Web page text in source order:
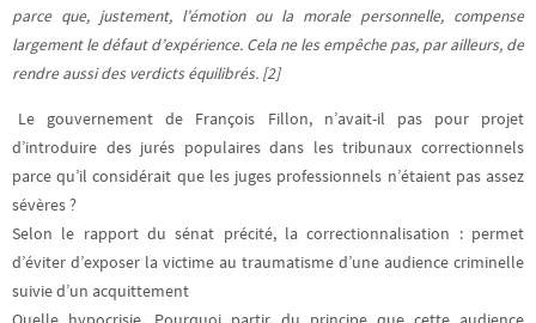
parce que, justement, l’émotion ou la morale personnelle, compense
largement le défaut d’expérience. Cela ne les empêche pas, par ailleurs, de
rendre aussi des verdicts équilibrés. [2]
Le gouvernement de François Fillon, n’avait-il pas pour projet
d’introduire des jurés populaires dans les tribunaux correctionnels
parce qu’il considérait que les juges professionnels n’étaient pas assez
sévères ?
Selon le rapport du sénat précité, la correctionnalisation : permet
d’éviter d’exposer la victime au traumatisme d’une audience criminelle
suivie d’un acquittement